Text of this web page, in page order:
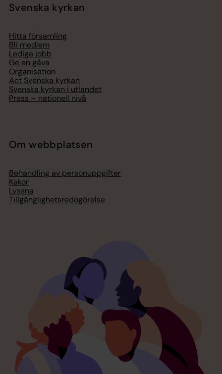
Svenska kyrkan
Hitta församling
Bli medlem
Lediga jobb
Ge en gåva
Organisation
Act Svenska kyrkan
Svenska kyrkan i utlandet
Press – nationell nivå
Om webbplatsen
Behandling av personuppgifter
Kakor
Lyssna
Tillgänglighetsredogörelse